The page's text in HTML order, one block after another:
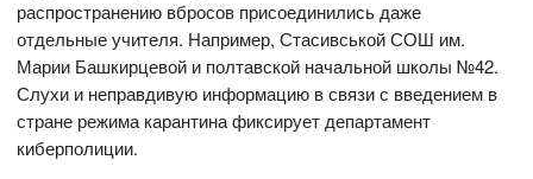
распространению вбросов присоединились даже
отдельные учителя. Например, Стасивськой СОШ им.
Марии Башкирцевой и полтавской начальной школы №42.
Слухи и неправдивую информацию в связи с введением в
стране режима карантина фиксирует департамент
киберполиции.